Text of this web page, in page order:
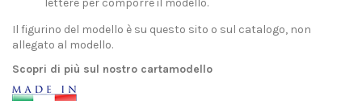
lettere per comporre il modello.
Il figurino del modello è su questo sito o sul catalogo, non
allegato al modello.
Scopri di più sul nostro cartamodello